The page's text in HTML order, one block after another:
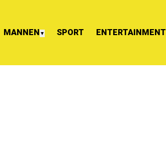
MANNEN ▼ SPORT ENTERTAINMENT